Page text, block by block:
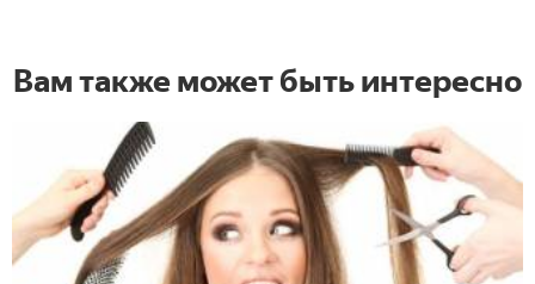
Вам также может быть интересно